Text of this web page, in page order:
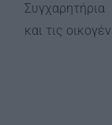
και τις